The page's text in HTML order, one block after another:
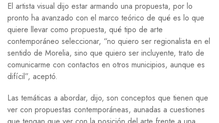
El artista visual dijo estar armando una propuesta, por lo
pronto ha avanzado con el marco teórico de qué es lo que
quiere llevar como propuesta, qué tipo de arte
contemporáneo seleccionar, “no quiero ser regionalista en el
sentido de Morelia, sino que quiero ser incluyente, trato de
comunicarme con contactos en otros municipios, aunque es
difícil”, aceptó.
Las temáticas a abordar, dijo, son conceptos que tienen que
ver con propuestas contemporáneas, aunadas a cuestiones